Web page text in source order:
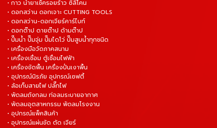
• กาว น้ำยาเช็ครอยร้าว ซิลิโคน
• ดอกสว่าน ดอกเจาะ CUTTING TOOLS
• ดอกสว่าน-ดอกเจียร์คาร์ไบท์
• ดอกต๊าป ดายต๊าป ด้ามต๊าป
• ปั๊มน้ำ ปั๊มจุ่ม ปั๊มไดโว่ ปั๊มสูบน้ำทุกชนิด
• เครื่องมือวัดภาคสนาม
• เครื่องเชื่อม ตู้เชื่อมไฟฟ้า
• เครื่องขัดพื้น เครื่องปั่นเงาพื้น
• อุปกรณ์นิรภัย อุปกรณ์เซฟตี้
• ล้อเก็บสายไฟ ปลั๊กไฟ
• พัดลมถังกลม ท่อลมระบายอากาศ
• พัดลมอุตสาหกรรม พัดลมโรงงาน
• อุปกรณ์แพ็คสินค้า
• อุปกรณ์แผ่นขัด ตัด เจียร์